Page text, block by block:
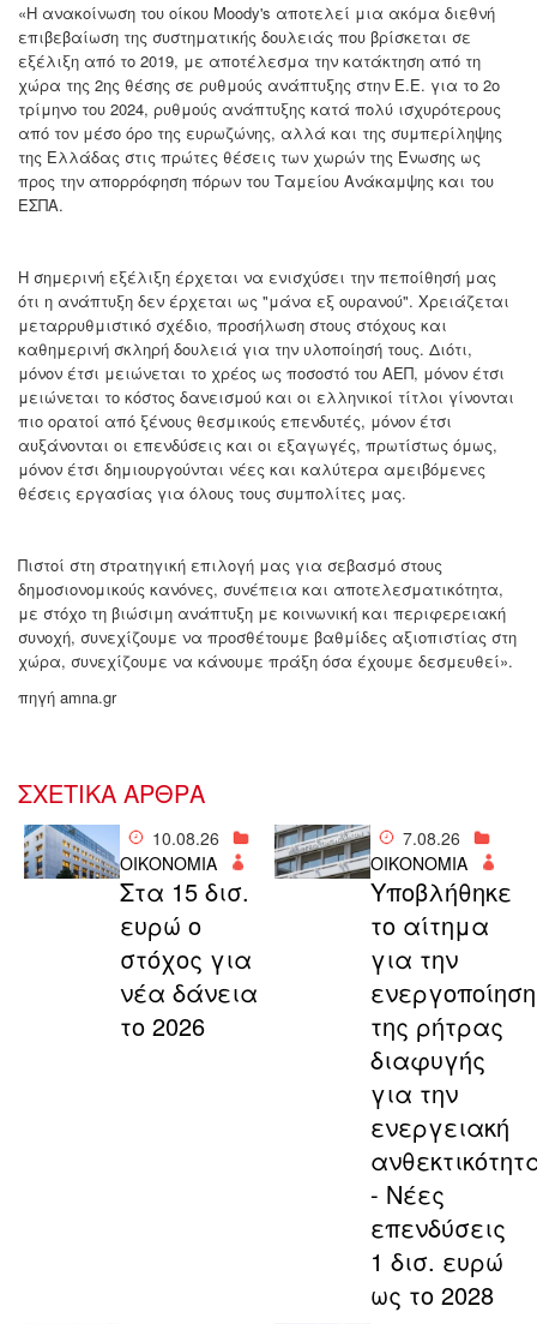
«Η ανακοίνωση του οίκου Moody's αποτελεί μια ακόμα διεθνή
επιβεβαίωση της συστηματικής δουλειάς που βρίσκεται σε
εξέλιξη από το 2019, με αποτέλεσμα την κατάκτηση από τη
χώρα της 2ης θέσης σε ρυθμούς ανάπτυξης στην Ε.Ε. για το 2ο
τρίμηνο του 2024, ρυθμούς ανάπτυξης κατά πολύ ισχυρότερους
από τον μέσο όρο της ευρωζώνης, αλλά και της συμπερίληψης
της Ελλάδας στις πρώτες θέσεις των χωρών της Ένωσης ως
προς την απορρόφηση πόρων του Ταμείου Ανάκαμψης και του
ΕΣΠΑ.
Η σημερινή εξέλιξη έρχεται να ενισχύσει την πεποίθησή μας
ότι η ανάπτυξη δεν έρχεται ως "μάνα εξ ουρανού". Χρειάζεται
μεταρρυθμιστικό σχέδιο, προσήλωση στους στόχους και
καθημερινή σκληρή δουλειά για την υλοποίησή τους. Διότι,
μόνον έτσι μειώνεται το χρέος ως ποσοστό του ΑΕΠ, μόνον έτσι
μειώνεται το κόστος δανεισμού και οι ελληνικοί τίτλοι γίνονται
πιο ορατοί από ξένους θεσμικούς επενδυτές, μόνον έτσι
αυξάνονται οι επενδύσεις και οι εξαγωγές, πρωτίστως όμως,
μόνον έτσι δημιουργούνται νέες και καλύτερα αμειβόμενες
θέσεις εργασίας για όλους τους συμπολίτες μας.
Πιστοί στη στρατηγική επιλογή μας για σεβασμό στους
δημοσιονομικούς κανόνες, συνέπεια και αποτελεσματικότητα,
με στόχο τη βιώσιμη ανάπτυξη με κοινωνική και περιφερειακή
συνοχή, συνεχίζουμε να προσθέτουμε βαθμίδες αξιοπιστίας στη
χώρα, συνεχίζουμε να κάνουμε πράξη όσα έχουμε δεσμευθεί».
πηγή amna.gr
ΣΧΕΤΙΚΑ ΑΡΘΡΑ
10.08.26
ΟΙΚΟΝΟΜΙΑ
Στα 15 δισ.
ευρώ ο
στόχος για
νέα δάνεια
το 2026
7.08.26
ΟΙΚΟΝΟΜΙΑ
Υποβλήθηκε
το αίτημα
για την
ενεργοποίηση
της ρήτρας
διαφυγής
για την
ενεργειακή
- Νέες
επενδύσεις
1 δισ. ευρώ
ως το 2028